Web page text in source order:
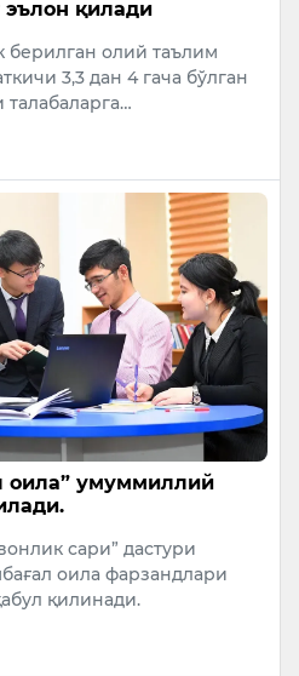
эълон қилади
берилган олий таълим
3,3 дан 4 гача бўлган
талабаларга…
умуммиллий
сари” дастури
оила фарзандлари
қилинади.